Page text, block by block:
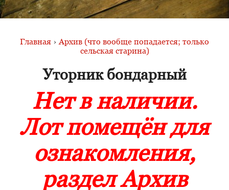
Главная › Архив (что вообще попадается; только
сельская старина)
Уторник бондарный
Нет в наличии.
Лот помещён для
ознакомления,
раздел Архив